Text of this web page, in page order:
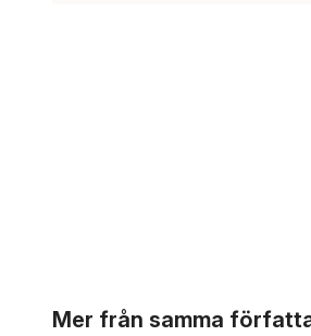
Mer från samma